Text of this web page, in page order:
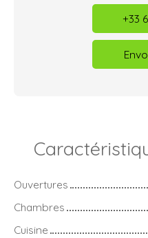
+33
Ouvertures
Chambres
Cuisine